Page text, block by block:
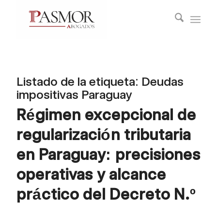
Listado de la etiqueta: Deudas
impositivas Paraguay
Régimen excepcional de
regularización tributaria
en Paraguay: precisiones
operativas y alcance
práctico del Decreto N.º